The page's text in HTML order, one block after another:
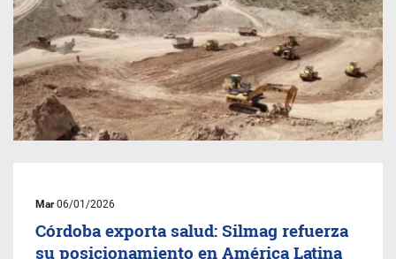
Mar06/01/2026
Córdoba exporta salud: Silmag refuerza
su posicionamiento en América Latina